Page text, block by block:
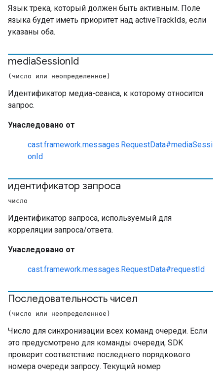
Язык трека, который должен быть активным. Поле
языка будет иметь приоритет над activeTrackIds, если
указаны оба.
mediaSessionId
(число или неопределенное)
Идентификатор медиа-сеанса, к которому относится
запрос.
Унаследовано от
cast.framework.messages.RequestData#mediaSessi
onId
идентификатор запроса
число
Идентификатор запроса, используемый для
корреляции запроса/ответа.
Унаследовано от
cast.framework.messages.RequestData#requestId
Последовательность чисел
(число или неопределенное)
Число для синхронизации всех команд очереди. Если
это предусмотрено для команды очереди, SDK
проверит соответствие последнего порядкового
номера очереди запросу. Текущий номер